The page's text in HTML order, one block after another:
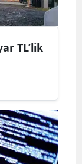
TL’lik